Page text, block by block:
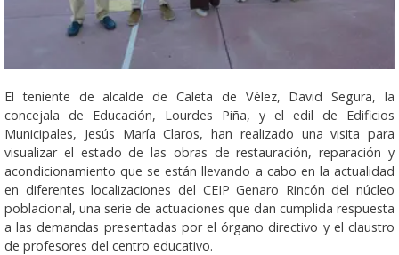
El teniente de alcalde de Caleta de Vélez, David Segura, la
concejala de Educación, Lourdes Piña, y el edil de Edificios
Municipales, Jesús María Claros, han realizado una visita para
visualizar el estado de las obras de restauración, reparación y
acondicionamiento que se están llevando a cabo en la actualidad
en diferentes localizaciones del CEIP Genaro Rincón del núcleo
poblacional, una serie de actuaciones que dan cumplida respuesta
a las demandas presentadas por el órgano directivo y el claustro
de profesores del centro educativo.